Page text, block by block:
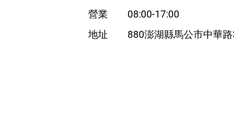
營業
08:00-17:00
地址
880澎湖縣馬公市中華